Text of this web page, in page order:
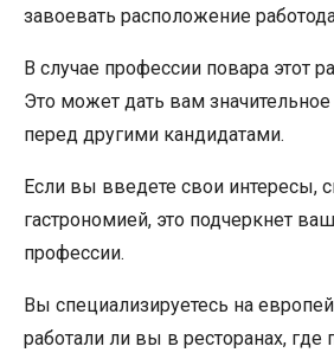
завоевать расположение
В случае профессии повара этот
Это может дать вам
перед другими кандидатами.
Если вы введете свои интересы,
гастрономией, это подчеркнет
профессии.
Вы специализируетесь на
работали ли вы в ресторанах,